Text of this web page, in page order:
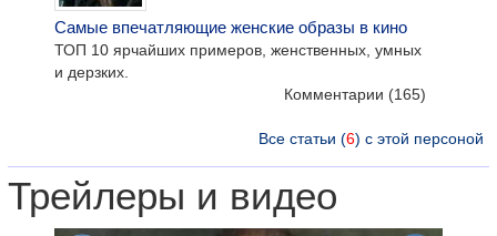
Самые впечатляющие женские образы в кино
ТОП 10 ярчайших примеров, женственных, умных
и дерзких.
Комментарии (165)
Все статьи (6) с этой персоной
Трейлеры и видео